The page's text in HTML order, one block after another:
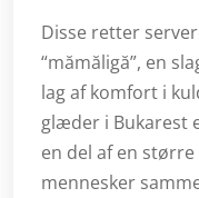
Disse retter
“mămăligă”, en
lag af komfort i
glæder i Bukarest
en del af en
mennesker